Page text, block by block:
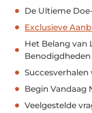
De Ultieme
Exclusieve
Het Belang van
Benodigdheden
Succesverhalen
Begin Vandaag
Veelgestelde